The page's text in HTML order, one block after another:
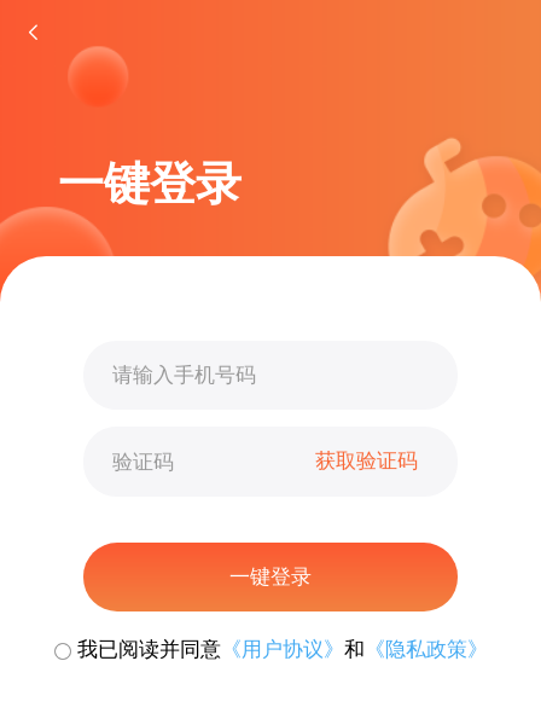
一键登录
获取验证码
一键登录
我已阅读并同意《用户协议》 和 《隐私政策》